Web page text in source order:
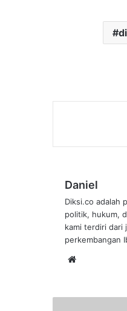
Daniel
Diksi.co adalah
politik, hukum,
kami terdiri dari
perkembangan